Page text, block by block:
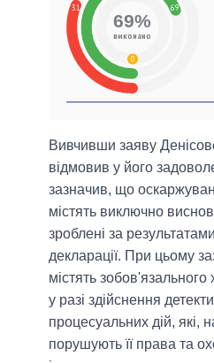
31 69
0
69%
виконано
Вивчивши заяву
відмовив у його
зазначив, що
містять виключно
зроблені за
декларації. При цьому
містять
у разі здійснення
процесуальних дій, які,
порушують її права та